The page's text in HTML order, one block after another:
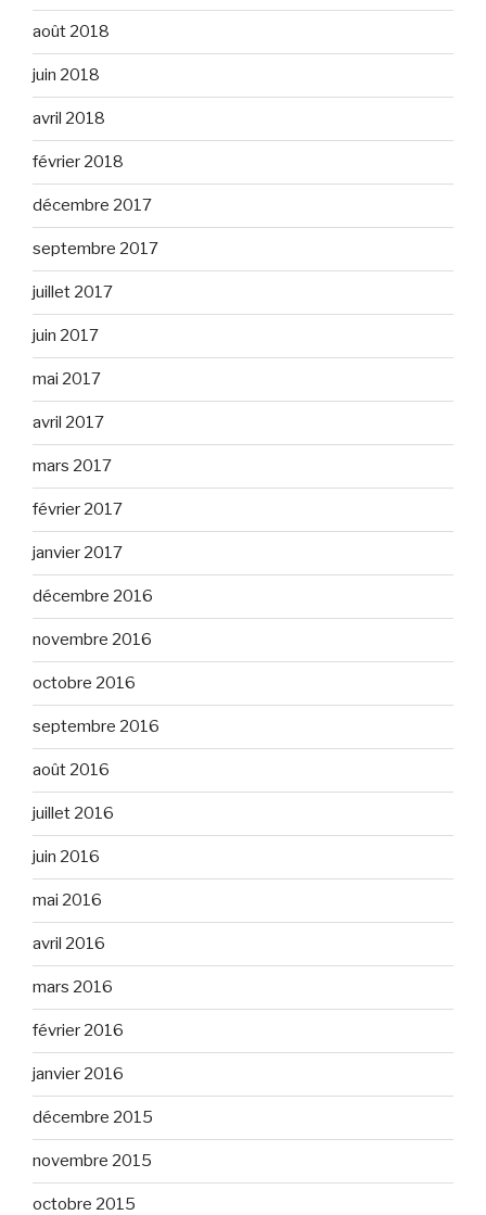
août 2018
juin 2018
avril 2018
février 2018
décembre 2017
septembre 2017
juillet 2017
juin 2017
mai 2017
avril 2017
mars 2017
février 2017
janvier 2017
décembre 2016
novembre 2016
octobre 2016
septembre 2016
août 2016
juillet 2016
juin 2016
mai 2016
avril 2016
mars 2016
février 2016
janvier 2016
décembre 2015
novembre 2015
octobre 2015